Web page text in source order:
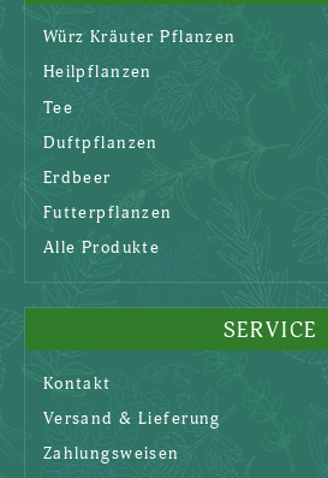
Würz Kräuter Pflanzen
Heilpflanzen
Tee
Duftpflanzen
Erdbeer
Futterpflanzen
Alle Produkte
SERVICE
Kontakt
Versand & Lieferung
Zahlungsweisen